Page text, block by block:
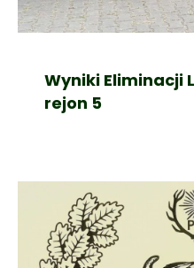
Wyniki Eliminacji
rejon 5